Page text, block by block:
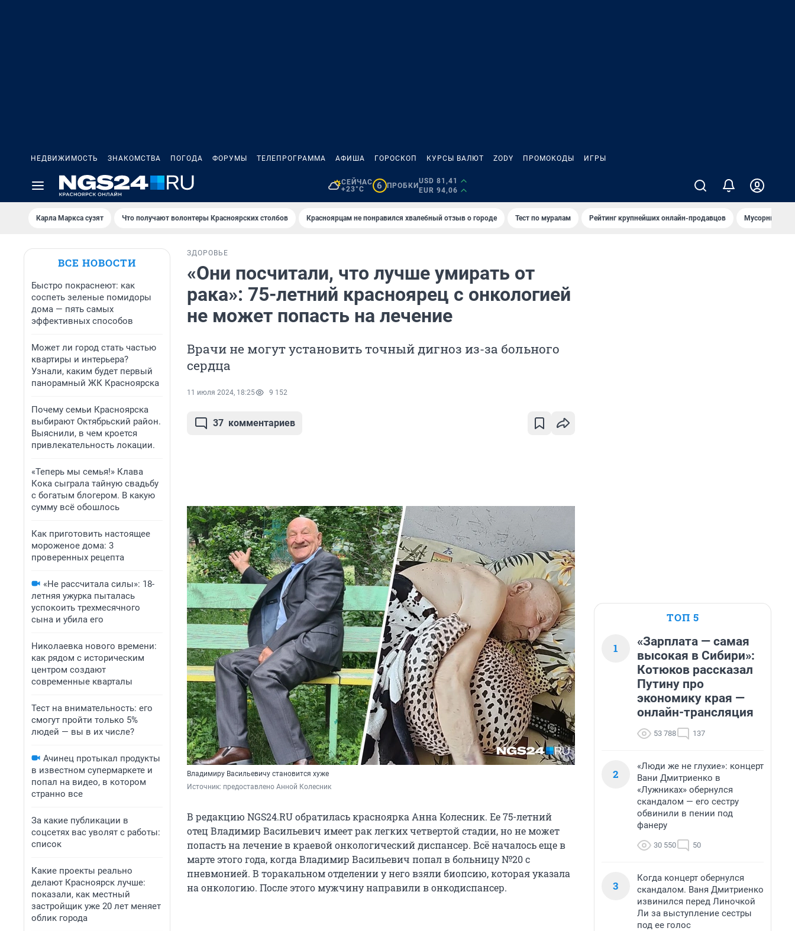
НЕДВИЖИМОСТЬ ЗНАКОМСТВА ПОГОДА ФОРУМЫ ТЕЛЕПРОГРАММА АФИША ГОРОСКОП КУРСЫ ВАЛЮТ ZODY ПРОМОКОДЫ ИГРЫ
СЕЙЧАС
+23°C
6 ПРОБКИ
USD 81,41
EUR 94,06
Карла Маркса сузят Что получают волонтеры Красноярских столбов Красноярцам не понравился хвалебный отзыв о городе Тест по мурaлaм Рейтинг крупнейших онлайн-продавцов Мусорный
ВСЕ НОВОСТИ
Быстро покраснеют: как
соспеть зеленые помидоры
дома — пять самых
эффективных способов
Может ли город стать частью
квартиры и интерьера?
Узнали, каким будет первый
панорамный ЖК Красноярска
Почему семьи Красноярска
выбирают Октябрьский район.
Выяснили, в чем кроется
привлекательность локации.
«Теперь мы семья!» Клава
Кока сыграла тайную свадьбу
с богатым блогером. В какую
сумму всё обошлось
Как приготовить настоящее
мороженое дома: 3
проверенных рецепта
«Не рассчитала силы»: 18-
летняя ужурка пыталась
успокоить трехмесячного
сына и убила его
Николаевка нового времени:
как рядом с историческим
центром создают
современные кварталы
Тест на внимательность: его
смогут пройти только 5%
людей — вы в их числе?
Ачинец протыкал продукты
в известном супермаркете и
попал на видео, в котором
странно все
За какие публикации в
соцсетях вас уволят с работы:
список
Какие проекты реально
делают Красноярск лучше:
показали, как местный
застройщик уже 20 лет меняет
облик города
ЗДОРОВЬЕ
«Они посчитали, что лучше умирать от
рака»: 75-летний красноярец с онкологией
не может попасть на лечение
Врачи не могут установить точный дигноз из-за больного
сердца
11 июля 2024, 18:25 9 152
37 комментариев
Владимиру Васильевичу становится хуже
Источник: предоставлено Анной Колесник
В редакцию NGS24.RU обратилась красноярка Анна Колесник. Ее 75-летний
отец Владимир Васильевич имеет рак легких четвертой стадии, но не может
попасть на лечение в краевой онкологический диспансер. Всё началось еще в
марте этого года, когда Владимир Васильевич попал в больницу №20 с
пневмонией. В торакальном отделении у него взяли биопсию, которая указала
на онкологию. После этого мужчину направили в онкодиспансер.
ТОП 5
1
«Зарплата — самая
высокая в Сибири»:
Котюков рассказал
Путину про
экономику края —
онлайн-трансляция
53 788 137
2
«Люди же не глухие»: концерт
Вани Дмитриенко в
«Лужниках» обернулся
скандалом — его сестру
обвинили в пении под
фанеру
30 550 50
3
Когда концерт обернулся
скандалом. Ваня Дмитриенко
извинился перед Линочкой
Ли за выступление сестры
под ее голос